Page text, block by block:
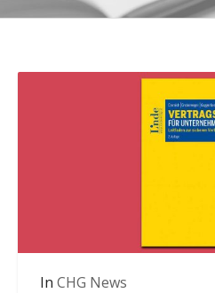
In CHG News